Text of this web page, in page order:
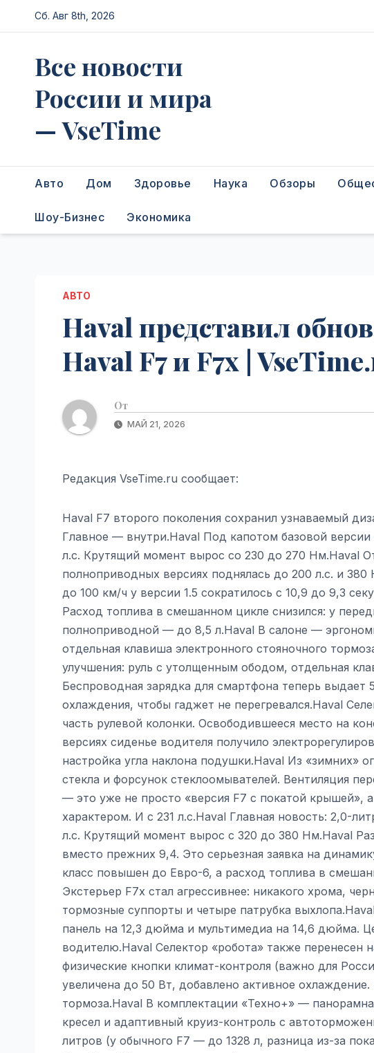
Перейти
к
Сб. Авг 8th, 2026
Все новости
России и мира
— VseTime
Авто Дом Здоровье Наука Обзоры
Шоу-Бизнес Экономика
АВТО
Haval представил
Haval F7 и F7x |
От
МАЙ 21, 2026
Редакция VseTime.ru сообщает:
Haval F7 второго поколения сохранил узнаваемый
Главное — внутри.Haval Под капотом базовой
л.с. Крутящий момент вырос со 230 до 270 Нм.Haval
полноприводных версиях поднялась до 200 л.с. и
до 100 км/ч у версии 1.5 сократилось с 10,9 до 9,3
Расход топлива в смешанном цикле снизился: у
полноприводной — до 8,5 л.Haval В салоне —
отдельная клавиша электронного стояночного
улучшения: руль с утолщенным ободом, отдельная
Беспроводная зарядка для смартфона теперь
охлаждения, чтобы гаджет не перегревался.Haval
часть рулевой колонки. Освободившееся место на
версиях сиденье водителя получило
настройка угла наклона подушки.Haval Из «зимних»
стекла и форсунок стеклоомывателей. Вентиляция
— это уже не просто «версия F7 с покатой крышей»,
характером. И с 231 л.с.Haval Главная новость: 2,0-
л.с. Крутящий момент вырос с 320 до 380 Нм.Haval
вместо прежних 9,4. Это серьезная заявка на
класс повышен до Евро-6, а расход топлива в
Экстерьер F7x стал агрессивнее: никакого хрома,
тормозные суппорты и четыре патрубка
панель на 12,3 дюйма и мультимедиа на 14,6 дюйма.
водителю.Haval Селектор «робота» также
физические кнопки климат-контроля (важно для
увеличена до 50 Вт, добавлено активное
тормоза.Haval В комплектации «Техно+» —
кресел и адаптивный круиз-контроль с
литров (у обычного F7 — до 1328 л, разница из-за